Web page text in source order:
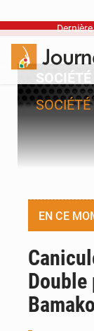
SOCIÉTÉ
SOCIÉTÉ
EN CE
Double